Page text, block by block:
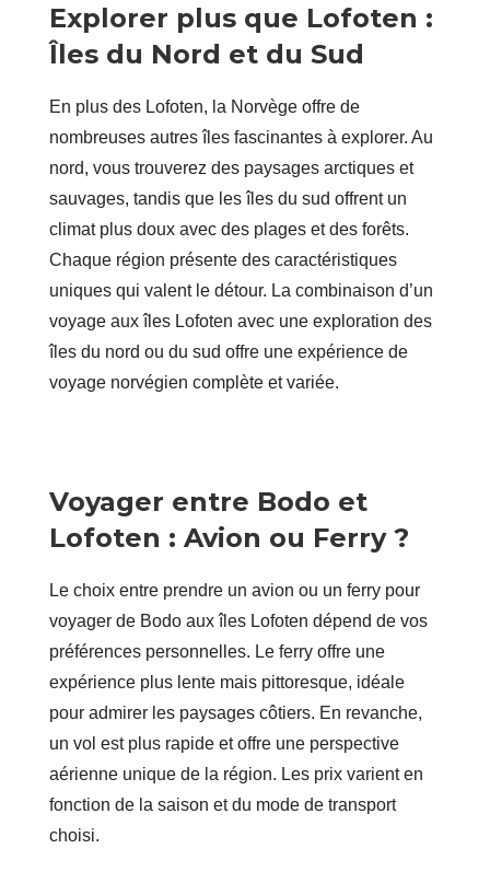
Explorer plus que Lofoten :
Îles du Nord et du Sud
En plus des Lofoten, la Norvège offre de
nombreuses autres îles fascinantes à explorer. Au
nord, vous trouverez des paysages arctiques et
sauvages, tandis que les îles du sud offrent un
climat plus doux avec des plages et des forêts.
Chaque région présente des caractéristiques
uniques qui valent le détour. La combinaison d’un
voyage aux îles Lofoten avec une exploration des
îles du nord ou du sud offre une expérience de
voyage norvégien complète et variée.
Voyager entre Bodo et
Lofoten : Avion ou Ferry ?
Le choix entre prendre un avion ou un ferry pour
voyager de Bodo aux îles Lofoten dépend de vos
préférences personnelles. Le ferry offre une
expérience plus lente mais pittoresque, idéale
pour admirer les paysages côtiers. En revanche,
un vol est plus rapide et offre une perspective
aérienne unique de la région. Les prix varient en
fonction de la saison et du mode de transport
choisi.